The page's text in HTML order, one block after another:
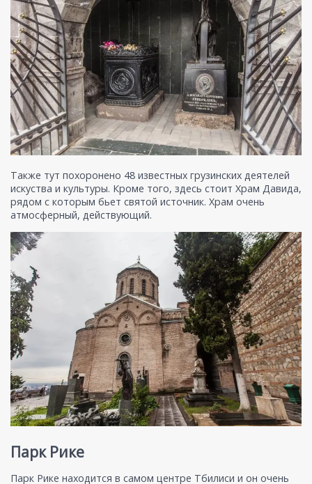
Также тут похоронено 48 известных грузинских деятелей
искуства и культуры. Кроме того, здесь стоит Храм Давида,
рядом с которым бьет святой источник. Храм очень
атмосферный, действующий.
Парк Рике
Парк Рике находится в самом центре Тбилиси и он очень